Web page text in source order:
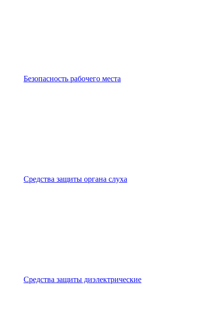
Безопасность рабочего места
Средства защиты органа слуха
Средства защиты диэлектрические